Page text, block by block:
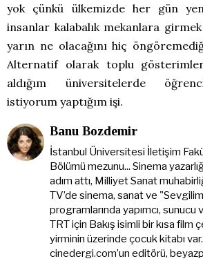
yok çünkü ülkemizde her gün
insanlar kalabalık mekanlara
yarın ne olacağını hiç
Alternatif olarak toplu
aldığım üniversitelerde
istiyorum yaptığım işi.
Banu Bozdemir
İstanbul Üniversitesi İletişim
Bölümü mezunu... Sinema
adım attı, Milliyet Sanat
TV’de sinema, sanat ve
programlarında yapımcı,
TRT için Bakış isimli bir kısa film
yirminin üzerinde çocuk kitabı
cinedergi.com’un editörü,